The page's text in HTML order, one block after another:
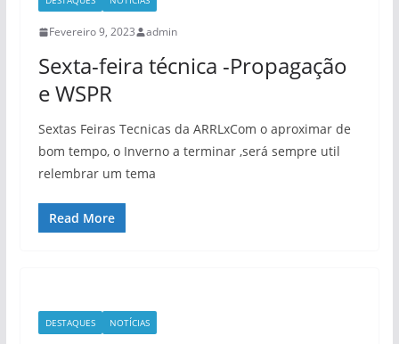
Fevereiro 9, 2023 admin
Sexta-feira técnica -Propagação
e WSPR
Sextas Feiras Tecnicas da ARRLxCom o aproximar de
bom tempo, o Inverno a terminar ,será sempre util
relembrar um tema
Read More
DESTAQUES NOTÍCIAS